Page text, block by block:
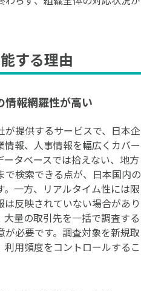
する理由
情報網羅性が高い
が提供するサービスで、日本企
報、人事情報を幅広くカバー
タベースでは拾えない、地方
検索できる点が、日本国内の
一方、リアルタイム性には限
反映されていない場合があり
量の取引先を一括で調査する
必要です。調査対象を新規取
用頻度をコントロールするこ